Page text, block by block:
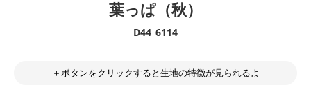
葉っぱ（秋）
D44_6114
＋ボタンをクリックすると生地の特徴が見られるよ